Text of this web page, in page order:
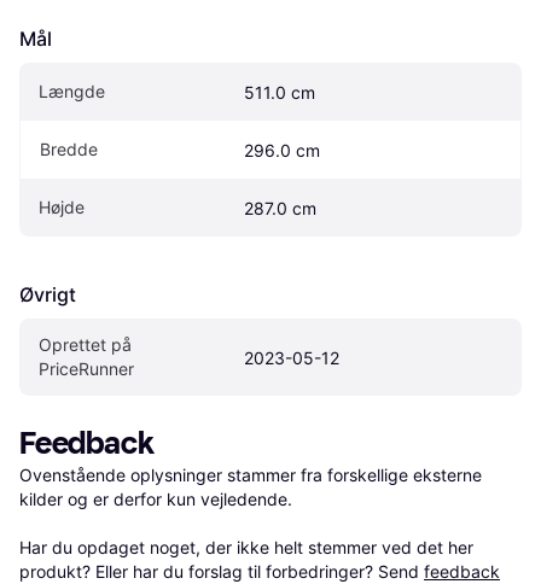
Mål
Længde 511.0 cm
Bredde 296.0 cm
Højde 287.0 cm
Øvrigt
Oprettet på
PriceRunner
2023-05-12
Feedback
Ovenstående oplysninger stammer fra forskellige eksterne
kilder og er derfor kun vejledende.
Har du opdaget noget, der ikke helt stemmer ved det her
produkt? Eller har du forslag til forbedringer? Send feedback